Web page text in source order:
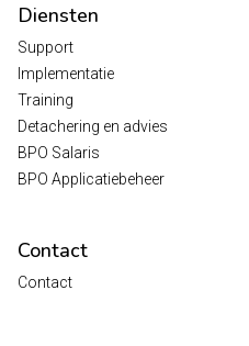
Diensten
Support
Implementatie
Training
Detachering en advies
BPO Salaris
BPO Applicatiebeheer
Contact
Contact